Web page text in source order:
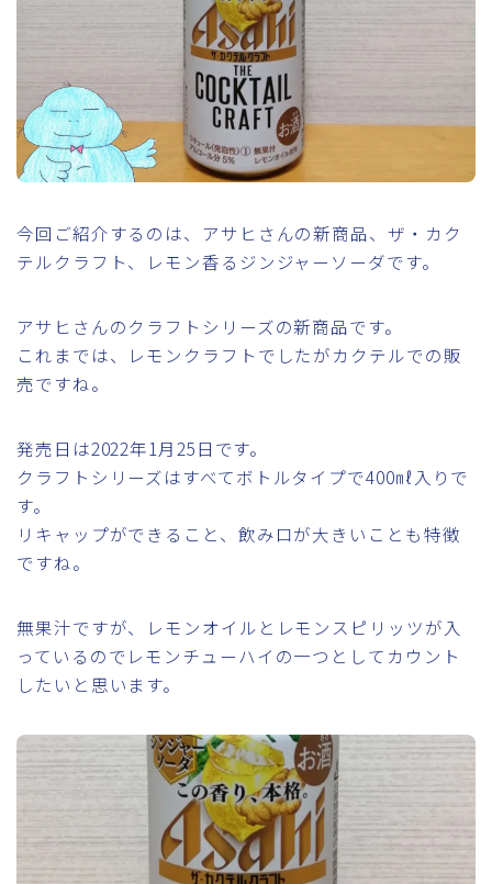
今回ご紹介するのは、アサヒさんの新商品、ザ・カク
テルクラフト、レモン香るジンジャーソーダです。
アサヒさんのクラフトシリーズの新商品です。
これまでは、レモンクラフトでしたがカクテルでの販
売ですね。
発売日は2022年1月25日です。
クラフトシリーズはすべてボトルタイプで400㎖入りで
す。
リキャップができること、飲み口が大きいことも特徴
ですね。
無果汁ですが、レモンオイルとレモンスピリッツが入
っているのでレモンチューハイの一つとしてカウント
したいと思います。